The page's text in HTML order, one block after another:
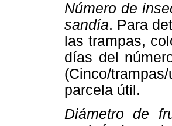
Número de
sandía. Para
las trampas,
días del
(Cinco/
parcela útil.
Diámetro de